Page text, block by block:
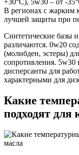
+30°C), 5w30 – от -
В регионах с жарким
лучшей защиты при
Синтетические базы
различаются. 0w20
(молибден, эстеры)
сопротивления. 5w30
дисперсанты для
характерными для
Какие
подходят для